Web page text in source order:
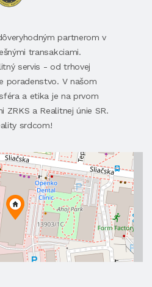
partnerom v
transakciami.
servis - od trhovej
poradenstvo. V našom
a etika je na prvom
ZRKS a Realitnej únie SR.
srdcom!